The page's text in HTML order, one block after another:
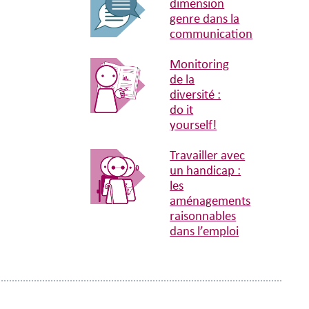
dimension
genre dans la
communication
Monitoring
de la
diversité :
do it
yourself!
Travailler avec
un handicap :
les
aménagements
raisonnables
dans l’emploi